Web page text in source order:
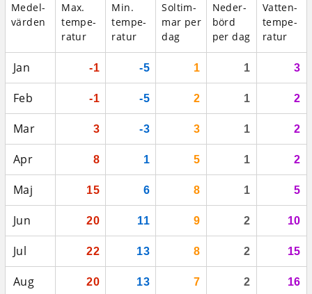
Medel­
vär­den
Max.
tempe­
ratur
Min.
tempe­
ratur
Sol­tim­
mar per
dag
Neder­
börd
per dag
Vatten­
tempe­
ratur
Jan -1 -5 1 1 3
Feb -1 -5 2 1 2
Mar 3 -3 3 1 2
Apr 8 1 5 1 2
Maj 15 6 8 1 5
Jun 20 11 9 2 10
Jul 22 13 8 2 15
Aug 20 13 7 2 16